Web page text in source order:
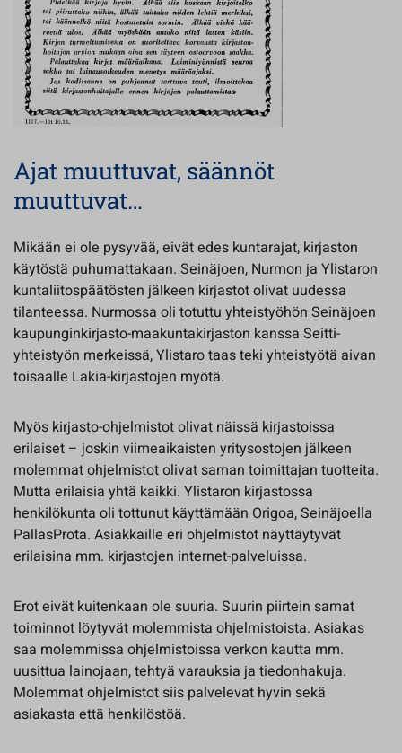
Ajat muuttuvat, säännöt
muuttuvat…
Mikään ei ole pysyvää, eivät edes kuntarajat, kirjaston
käytöstä puhumattakaan. Seinäjoen, Nurmon ja Ylistaron
kuntaliitospäätösten jälkeen kirjastot olivat uudessa
tilanteessa. Nurmossa oli totuttu yhteistyöhön Seinäjoen
kaupunginkirjasto-maakuntakirjaston kanssa Seitti-
yhteistyön merkeissä, Ylistaro taas teki yhteistyötä aivan
toisaalle Lakia-kirjastojen myötä.
Myös kirjasto-ohjelmistot olivat näissä kirjastoissa
erilaiset – joskin viimeaikaisten yritysostojen jälkeen
molemmat ohjelmistot olivat saman toimittajan tuotteita.
Mutta erilaisia yhtä kaikki. Ylistaron kirjastossa
henkilökunta oli tottunut käyttämään Origoa, Seinäjoella
PallasProta. Asiakkaille eri ohjelmistot näyttäytyvät
erilaisina mm. kirjastojen internet-palveluissa.
Erot eivät kuitenkaan ole suuria. Suurin piirtein samat
toiminnot löytyvät molemmista ohjelmistoista. Asiakas
saa molemmissa ohjelmistoissa verkon kautta mm.
uusittua lainojaan, tehtyä varauksia ja tiedonhakuja.
Molemmat ohjelmistot siis palvelevat hyvin sekä
asiakasta että henkilöstöä.